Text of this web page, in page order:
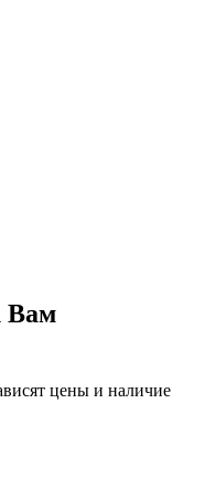
Вам
цены и наличие